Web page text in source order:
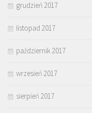
grudzień 2017
listopad 2017
październik 2017
wrzesień 2017
sierpień 2017